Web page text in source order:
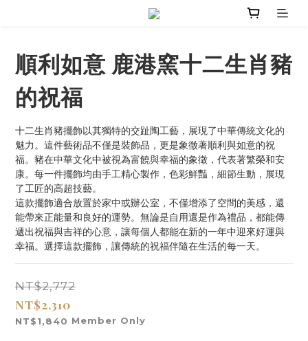
順利如意 鹿港窯十二生肖豬
的祝福
十二生肖豬擺飾以其獨特的交趾陶工藝，展現了中華傳統文化的
魅力。這件藝術品不僅是裝飾品，更是象徵著順利與如意的祝
福。豬在中華文化中被視為富饒與幸福的象徵，代表著繁榮和安
康。每一件擺飾均由手工精心製作，色彩鮮豔，細節生動，展現
了工匠的高超技藝。
這款擺飾適合放置於家中或辦公室，不僅增添了空間的美感，還
能帶來正能量和良好的運勢。無論是自用還是作為禮品，都能傳
遞出祝福與吉祥的心意，讓每個人都能在新的一年中迎來好運與
幸福。選擇這款擺飾，讓傳統的祝福伴隨在生活的每一天。
NT$2,772
NT$2,310
NT$1,840 Member Only